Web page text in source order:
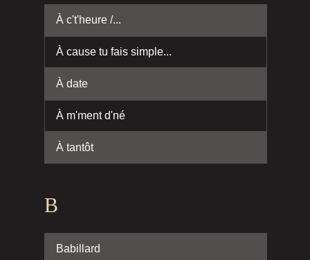
À c't'heure /...
À cause tu fais simple...
À date
À m'ment d'né
À tantôt
B
Babillard